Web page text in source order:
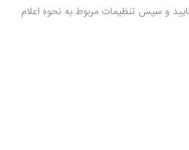
و سپس تنظیمات مربوط به نحوه اعلام